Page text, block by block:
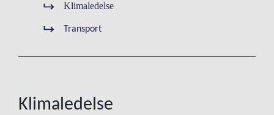
Klimaledelse
Transport
Klimaledelse